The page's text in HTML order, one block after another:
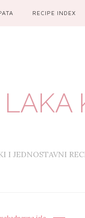
RECIPE INDEX
LAKA
I JEDNOSTAVNI